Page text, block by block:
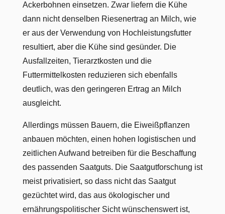
Ackerbohnen einsetzen. Zwar liefern die Kühe
dann nicht denselben Riesenertrag an Milch, wie
er aus der Verwendung von Hochleistungsfutter
resultiert, aber die Kühe sind gesünder. Die
Ausfallzeiten, Tierarztkosten und die
Futtermittelkosten reduzieren sich ebenfalls
deutlich, was den geringeren Ertrag an Milch
ausgleicht.
Allerdings müssen Bauern, die Eiweißpflanzen
anbauen möchten, einen hohen logistischen und
zeitlichen Aufwand betreiben für die Beschaffung
des passenden Saatguts. Die Saatgutforschung ist
meist privatisiert, so dass nicht das Saatgut
gezüchtet wird, das aus ökologischer und
ernährungspolitischer Sicht wünschenswert ist,